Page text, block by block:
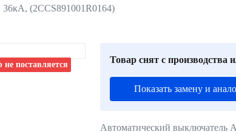
не поставляется
(2CCS891001R0164)
Товар снят с производства
Показать замену и
Автоматический выключатель